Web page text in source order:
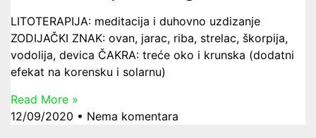
LITOTERAPIJA: meditacija i duhovno uzdizanje
ZODIJAČKI ZNAK: ovan, jarac, riba, strelac, škorpija,
vodolija, devica ČAKRA: treće oko i krunska (dodatni
efekat na korensku i solarnu)
Read More »
12/09/2020
Nema komentara